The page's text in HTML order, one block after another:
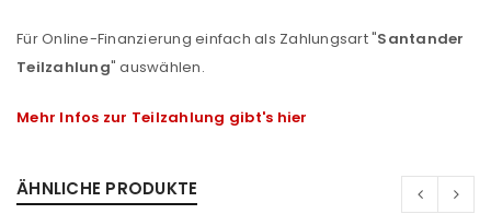
Für Online-Finanzierung einfach als Zahlungsart "Santander
Teilzahlung" auswählen.
Mehr Infos zur Teilzahlung gibt's hier
ÄHNLICHE PRODUKTE